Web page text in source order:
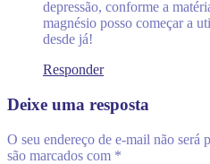
depressão, conforme a
magnésio posso começar a
desde já!
Responder
Deixe uma resposta
O seu endereço de e-mail não será
são marcados com *